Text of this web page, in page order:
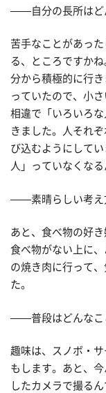
——自分の長所はど
苦手なことがあっ
る、ところですか
分から積極的に行
っていたので、小
相違で「いろいろ
きました。人それ
び込むようにして
人」っていなくなる
——素晴らしい考え
あと、食べ物の好
食べ物がない上に
の焼き肉に行って
た。
——普段はどんなこ
趣味は、スノボ・
もします。あと、
したカメラで撮る